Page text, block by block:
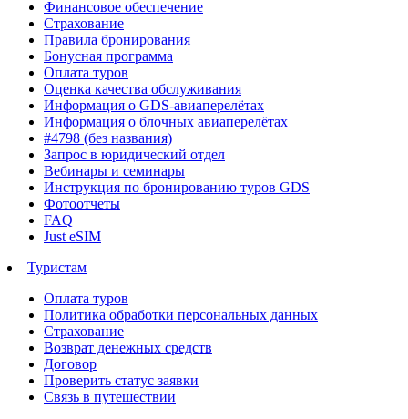
Финансовое обеспечение
Страхование
Правила бронирования
Бонусная программа
Оплата туров
Оценка качества обслуживания
Информация о GDS-авиаперелётах
Информация о блочных авиаперелётах
#4798 (без названия)
Запрос в юридический отдел
Вебинары и семинары
Инструкция по бронированию туров GDS
Фотоотчеты
FAQ
Just eSIM
Туристам
Оплата туров
Политика обработки персональных данных
Страхование
Возврат денежных средств
Договор
Проверить статус заявки
Связь в путешествии